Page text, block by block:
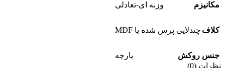
مکانیزم وزنه ای-تعادلی
کلاف چندلایی پرس شده یا MDF
جنس روکش
پارچه
نظرات (0)